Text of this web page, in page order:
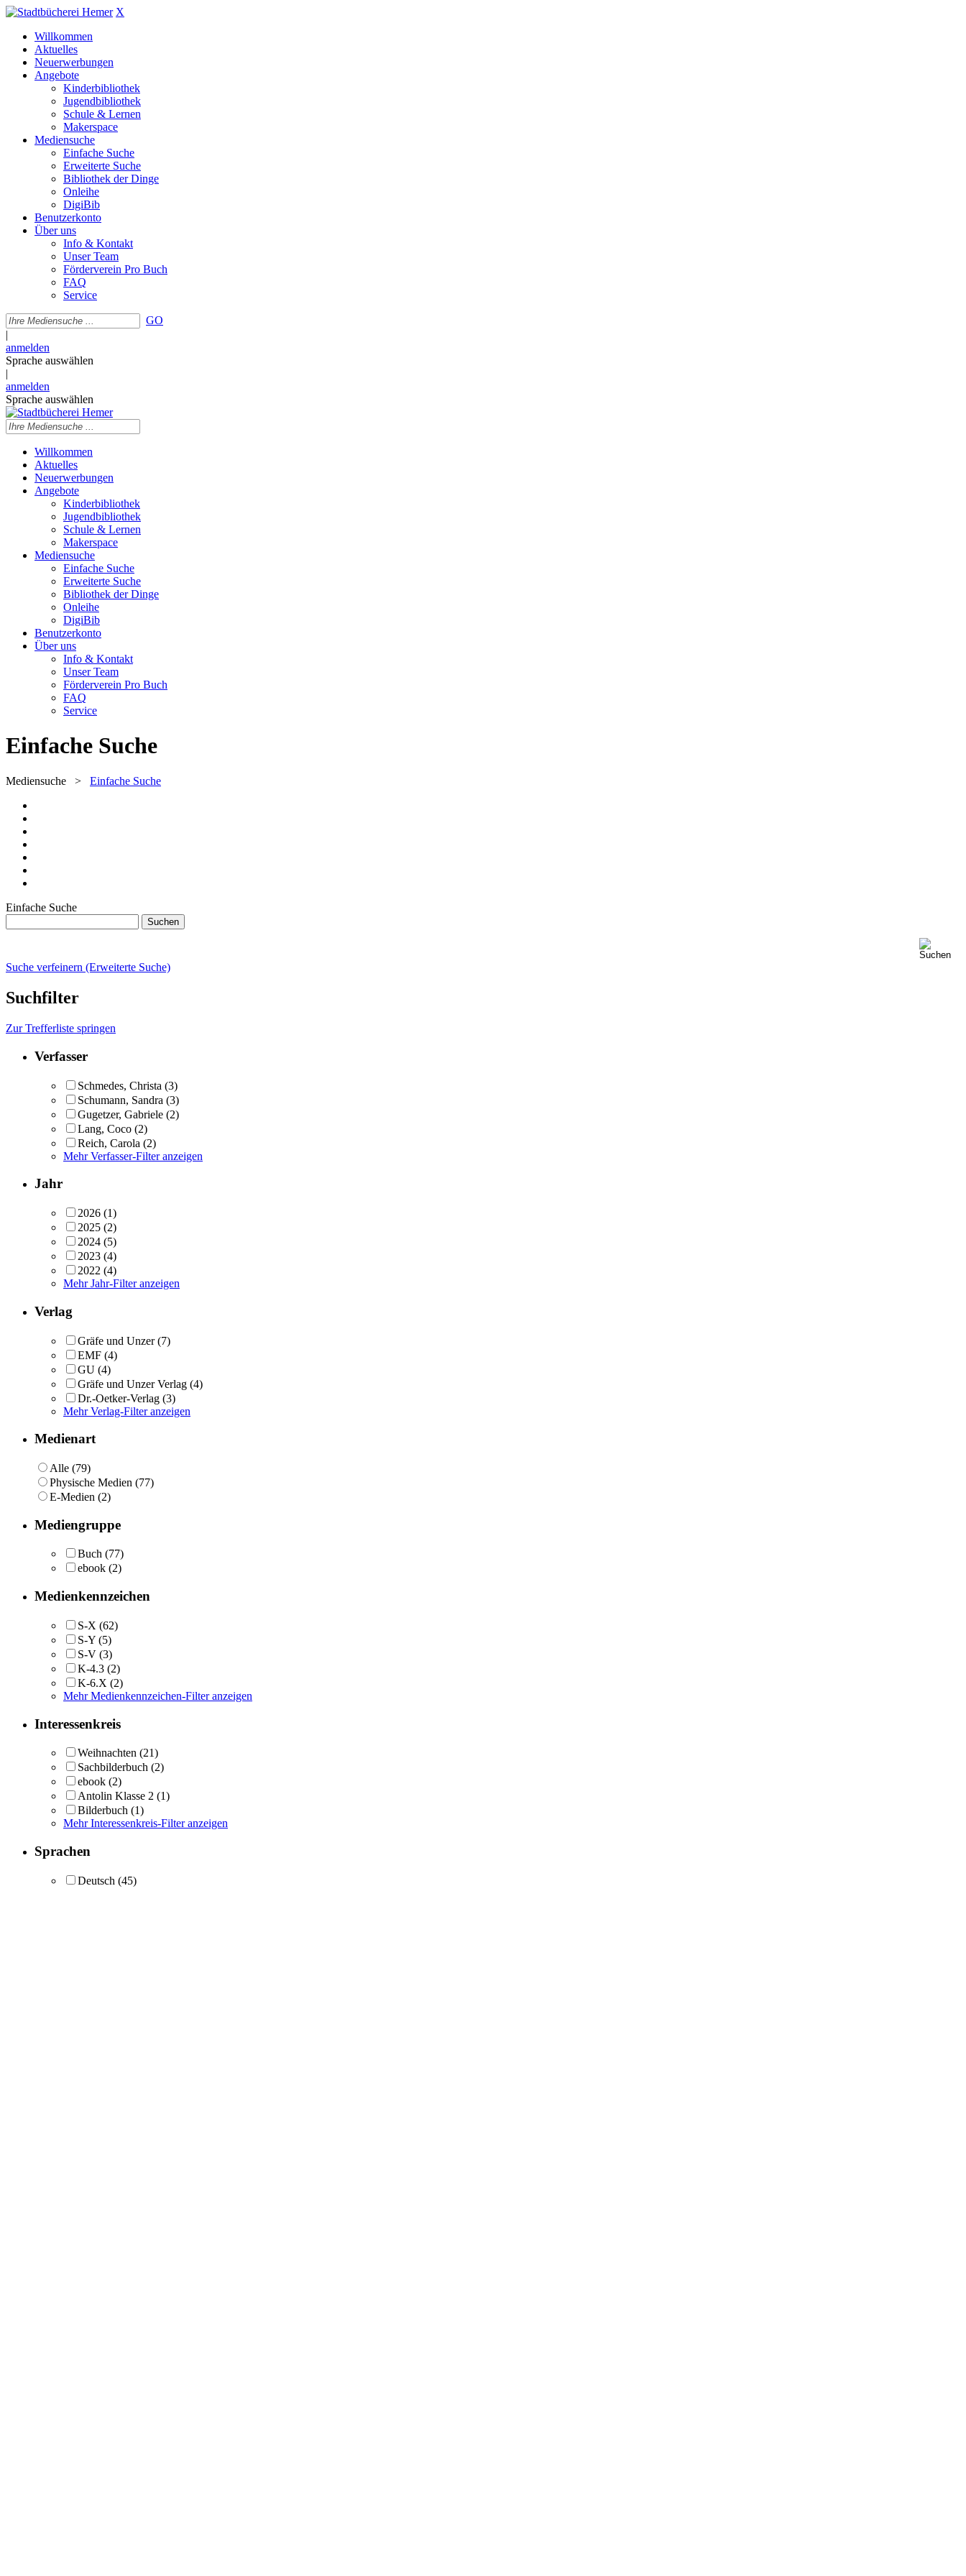
X
Willkommen
Aktuelles
Neuerwerbungen
Angebote
Kinderbibliothek
Jugendbibliothek
Schule & Lernen
Makerspace
Mediensuche
Einfache Suche
Erweiterte Suche
Bibliothek der Dinge
Onleihe
DigiBib
Benutzerkonto
Über uns
Info & Kontakt
Unser Team
Förderverein Pro Buch
FAQ
Service
GO
|
anmelden
Sprache auswählen
|
anmelden
Sprache auswählen
Willkommen
Aktuelles
Neuerwerbungen
Angebote
Kinderbibliothek
Jugendbibliothek
Schule & Lernen
Makerspace
Mediensuche
Einfache Suche
Erweiterte Suche
Bibliothek der Dinge
Onleihe
DigiBib
Benutzerkonto
Über uns
Info & Kontakt
Unser Team
Förderverein Pro Buch
FAQ
Service
Einfache Suche
Mediensuche > Einfache Suche
Einfache Suche
Suche verfeinern (Erweiterte Suche)
Suchfilter
Zur Trefferliste springen
Verfasser
Schmedes, Christa (3)
Schumann, Sandra (3)
Gugetzer, Gabriele (2)
Lang, Coco (2)
Reich, Carola (2)
Mehr Verfasser-Filter anzeigen
Jahr
2026 (1)
2025 (2)
2024 (5)
2023 (4)
2022 (4)
Mehr Jahr-Filter anzeigen
Verlag
Gräfe und Unzer (7)
EMF (4)
GU (4)
Gräfe und Unzer Verlag (4)
Dr.-Oetker-Verlag (3)
Mehr Verlag-Filter anzeigen
Medienart
Alle (79)
Physische Medien (77)
E-Medien (2)
Mediengruppe
Buch (77)
ebook (2)
Medienkennzeichen
S-X (62)
S-Y (5)
S-V (3)
K-4.3 (2)
K-6.X (2)
Mehr Medienkennzeichen-Filter anzeigen
Interessenkreis
Weihnachten (21)
Sachbilderbuch (2)
ebook (2)
Antolin Klasse 2 (1)
Bilderbuch (1)
Mehr Interessenkreis-Filter anzeigen
Sprachen
Deutsch (45)